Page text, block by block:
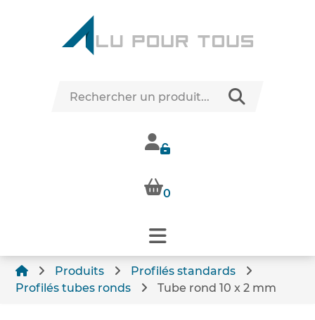
0
Produits
Profilés standards
Profilés tubes ronds
Tube rond 10 x 2 mm